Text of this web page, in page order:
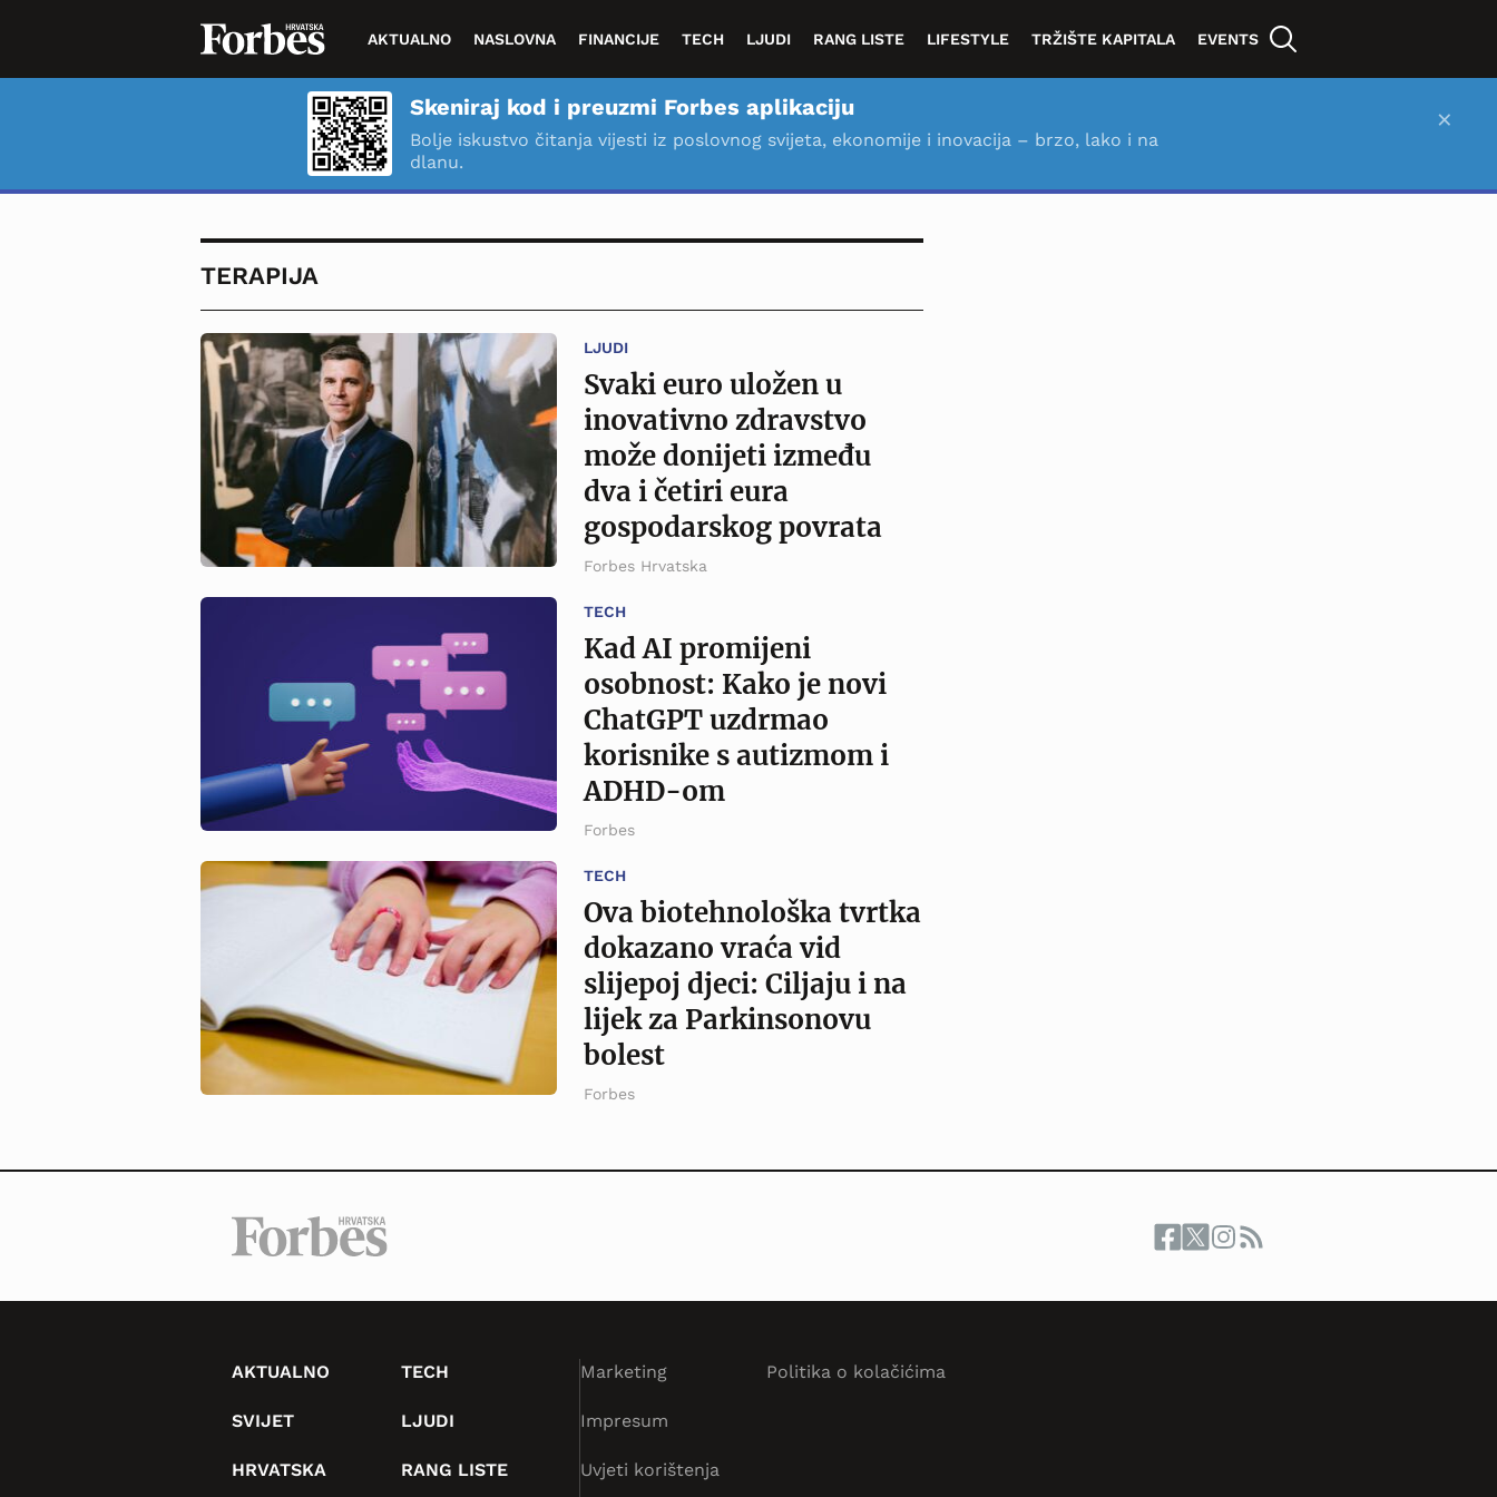
AKTUALNO NASLOVNA FINANCIJE TECH LJUDI RANG LISTE LIFESTYLE TRŽIŠTE KAPITALA EVENTS
Skeniraj kod i preuzmi Forbes aplikaciju
Bolje iskustvo čitanja vijesti iz poslovnog svijeta, ekonomije i inovacija – brzo, lako i na
dlanu.
×
TERAPIJA
LJUDI
Svaki euro uložen u
inovativno zdravstvo
može donijeti između
dva i četiri eura
gospodarskog povrata
Forbes Hrvatska
TECH
Kad AI promijeni
osobnost: Kako je novi
ChatGPT uzdrmao
korisnike s autizmom i
ADHD-om
Forbes
TECH
Ova biotehnološka tvrtka
dokazano vraća vid
slijepoj djeci: Ciljaju i na
lijek za Parkinsonovu
bolest
Forbes
AKTUALNO
SVIJET
HRVATSKA
TECH
LJUDI
RANG LISTE
Marketing
Impresum
Uvjeti korištenja
Politika o kolačićima